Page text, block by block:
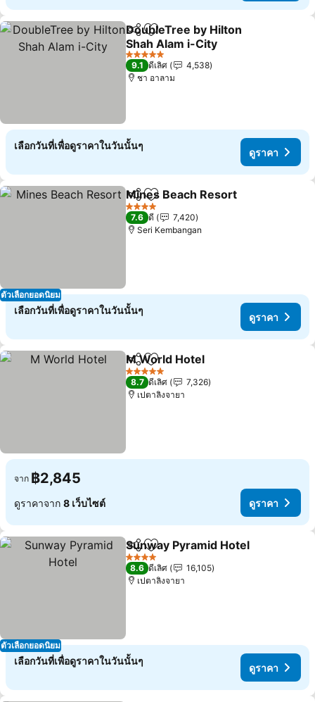
แชร์ เพิ่มในรายการโปรด
DoubleTree by Hilton
Shah Alam i-City
ดูราคา
5 ดาว
9.1 ดีเลิศ
4,538
ชา อาลาม
เลือกวันที่เพื่อดูราคาในวันนั้นๆ
ดูราคา
ตัวเลือกยอดนิยม
แชร์ เพิ่มในรายการโปรด
Mines Beach Resort
4 ดาว
7.6 ดี
7,420
Seri Kembangan
เลือกวันที่เพื่อดูราคาในวันนั้นๆ
ดูราคา
แชร์ เพิ่มในรายการโปรด
M World Hotel
5 ดาว
8.7 ดีเลิศ
7,326
เปตาลิงจายา
จาก ฿2,845
ดูราคาจาก 8 เว็บไซต์ ดูราคา
ตัวเลือกยอดนิยม
แชร์ เพิ่มในรายการโปรด
Sunway Pyramid Hotel
4 ดาว
8.6 ดีเลิศ
16,105
เปตาลิงจายา
เลือกวันที่เพื่อดูราคาในวันนั้นๆ
ดูราคา